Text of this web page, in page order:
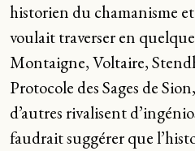
historien du chamanisme et
voulait traverser en
Montaigne, Voltaire,
Protocole des Sages de
d’autres rivalisent
faudrait suggérer que